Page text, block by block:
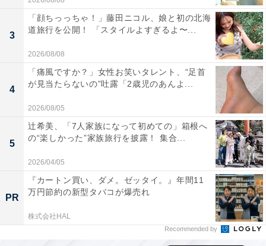
3
「顔ちっっちゃ！」藤田ニコル、娘と初の北海
道旅行を公開！ 「スタイルよすぎるよ〜...
2026/08/08
4
「痛風ですか？」女性お笑いタレント、“足首
が見当たらないの”吐露「2歳児のあんよ...
2026/08/05
5
辻希美、「7人家族になって初めての」箱根へ
の“楽しかった”家族旅行を披露！ 集合...
2026/04/05
PR
『カートン買い、ダメ。ゼッタイ。』年間11
万円節約の新型タバコが爆売れ
株式会社HAL
Recommended by